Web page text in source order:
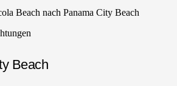
Beach nach Panama City Beach
Beach